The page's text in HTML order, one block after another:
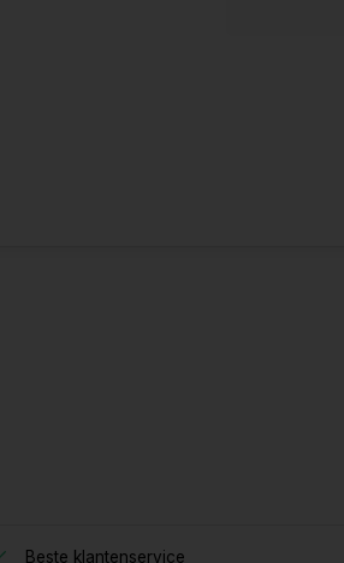
Beste klantenservice